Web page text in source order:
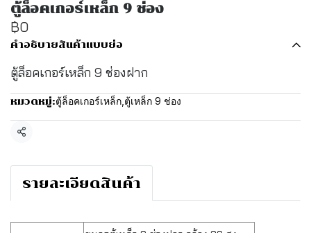
ตู้ล็อคเกอร์เหล็ก 9 ช่อง
฿0
คำอธิบายสินค้าแบบย่อ
ตู้ล็อคเกอร์เหล็ก 9 ช่องฝาก
หมวดหมู่:ตู้ล็อคเกอร์เหล็ก ตู้เหล็ก 9 ช่อง
แชร์
รายละเอียดสินค้า